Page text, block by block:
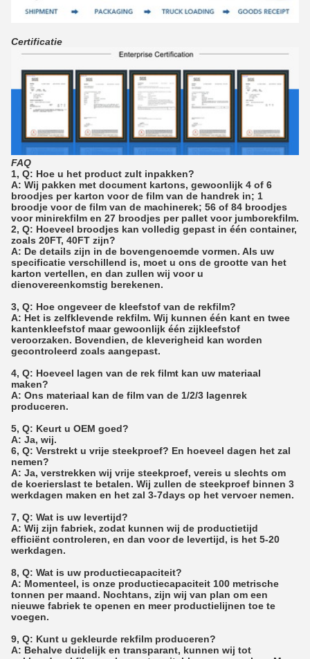
Certificatie
FAQ
1, Q: Hoe u het product zult inpakken?
A: Wij pakken met document kartons, gewoonlijk 4 of 6
broodjes per karton voor de film van de handrek in; 1
broodje voor de film van de machinerek; 56 of 84 broodjes
voor minirekfilm en 27 broodjes per pallet voor jumborekfilm.
2, Q: Hoeveel broodjes kan volledig gepast in één container,
zoals 20FT, 40FT zijn?
A: De details zijn in de bovengenoemde vormen. Als uw
specificatie verschillend is, moet u ons de grootte van het
karton vertellen, en dan zullen wij voor u
dienovereenkomstig berekenen.
3, Q: Hoe ongeveer de kleefstof van de rekfilm?
A: Het is zelfklevende rekfilm. Wij kunnen één kant en twee
kantenkleefstof maar gewoonlijk één zijkleefstof
veroorzaken. Bovendien, de kleverigheid kan worden
gecontroleerd zoals aangepast.
4, Q: Hoeveel lagen van de rek filmt kan uw materiaal
maken?
A: Ons materiaal kan de film van de 1/2/3 lagenrek
produceren.
5, Q: Keurt u OEM goed?
A: Ja, wij.
6, Q: Verstrekt u vrije steekproef? En hoeveel dagen het zal
nemen?
A: Ja, verstrekken wij vrije steekproef, vereis u slechts om
de koerierslast te betalen. Wij zullen de steekproef binnen 3
werkdagen maken en het zal 3-7days op het vervoer nemen.
7, Q: Wat is uw levertijd?
A: Wij zijn fabriek, zodat kunnen wij de productietijd
efficiënt controleren, en dan voor de levertijd, is het 5-20
werkdagen.
8, Q: Wat is uw productiecapaciteit?
A: Momenteel, is onze productiecapaciteit 100 metrische
tonnen per maand. Nochtans, zijn wij van plan om een
nieuwe fabriek te openen en meer productielijnen toe te
voegen.
9, Q: Kunt u gekleurde rekfilm produceren?
A: Behalve duidelijk en transparant, kunnen wij tot